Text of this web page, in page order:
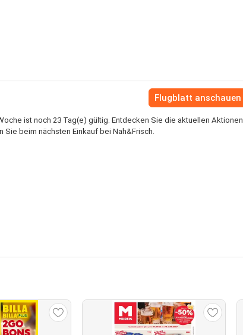
Flugblatt anschauen
ist noch 23 Tag(e) gültig. Entdecken Sie die aktuellen Aktionen
Sie beim nächsten Einkauf bei Nah&Frisch.